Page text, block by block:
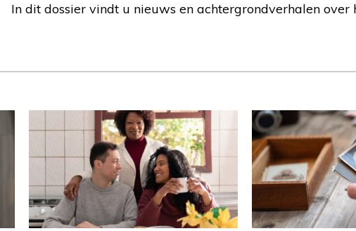
In dit dossier vindt u nieuws en achtergrondverhalen